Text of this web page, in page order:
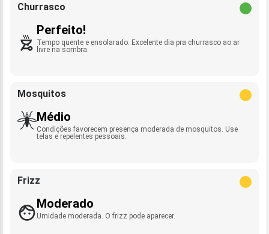
Churrasco
Perfeito!
Tempo quente e ensolarado. Excelente dia pra churrasco ao ar
livre na sombra.
Mosquitos
Médio
Condições favorecem presença moderada de mosquitos. Use
telas e repelentes pessoais.
Frizz
Moderado
Umidade moderada. O frizz pode aparecer.